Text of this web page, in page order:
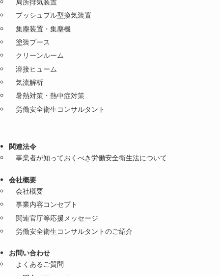
局所排気装置
プッシュプル型換気装置
集塵装置・集塵機
塗装ブース
クリーンルーム
溶接ヒューム
気流解析
暑熱対策・熱中症対策
労働安全衛生コンサルタント
関連法令
事業者が知っておくべき労働安全衛生法について
会社概要
会社概要
事業内容コンセプト
関連官庁等応援メッセージ
労働安全衛生コンサルタントのご紹介
お問い合わせ
よくあるご質問